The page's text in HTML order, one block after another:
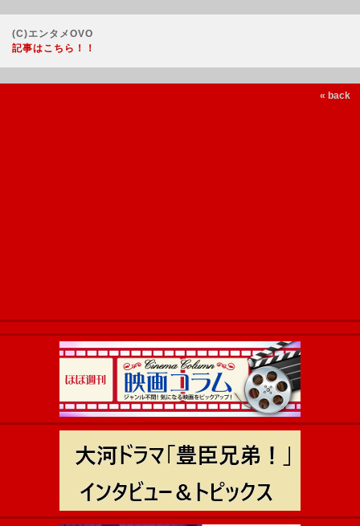
(C)エンタメOVO
記事はこちら！！
« back